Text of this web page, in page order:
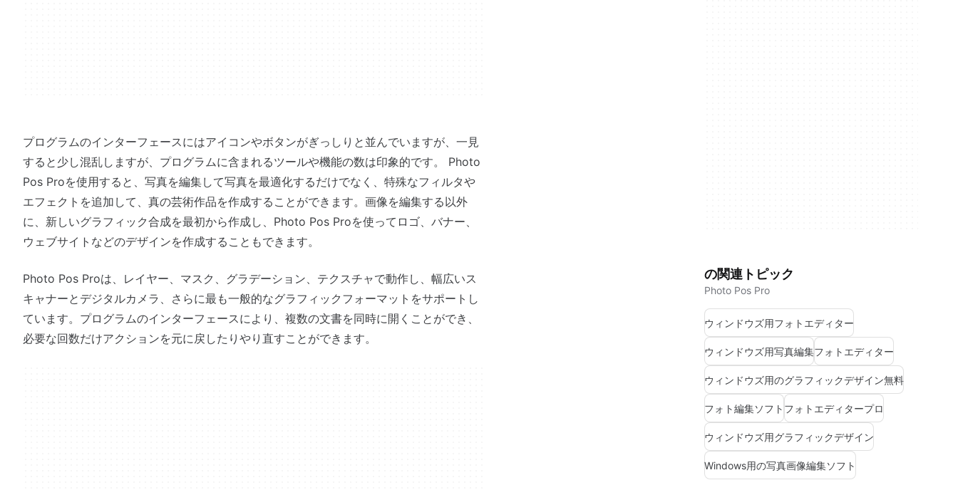
プログラムのインターフェースにはアイコンやボタンがぎっしりと並んでいますが、一見
すると少し混乱しますが、プログラムに含まれるツールや機能の数は印象的です。 Photo
Pos Proを使用すると、写真を編集して写真を最適化するだけでなく、特殊なフィルタや
エフェクトを追加して、真の芸術作品を作成することができます。画像を編集する以外
に、新しいグラフィック合成を最初から作成し、Photo Pos Proを使ってロゴ、バナー、
ウェブサイトなどのデザインを作成することもできます。
Photo Pos Proは、レイヤー、マスク、グラデーション、テクスチャで動作し、幅広いス
キャナーとデジタルカメラ、さらに最も一般的なグラフィックフォーマットをサポートし
ています。プログラムのインターフェースにより、複数の文書を同時に開くことができ、
必要な回数だけアクションを元に戻したりやり直すことができます。
の関連トピック
Photo Pos Pro
ウィンドウズ用フォトエディター
ウィンドウズ用写真編集フォトエディター
ウィンドウズ用のグラフィックデザイン無料
フォト編集ソフト フォトエディタープロ
ウィンドウズ用グラフィックデザイン
Windows用の写真画像編集ソフト